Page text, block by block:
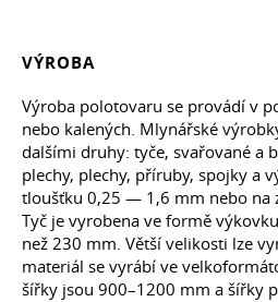
VÝROBA
Výroba polotovaru se provádí v
nebo kalených. Mlynářské
dalšími druhy: tyče, svařované a
plechy, plechy, příruby, spojky a
tloušťku 0,25 — 1,6 mm nebo na
Tyč je vyrobena ve formě
než 230 mm. Větší velikosti lze
materiál se vyrábí ve
šířky jsou 900–1200 mm a šířky